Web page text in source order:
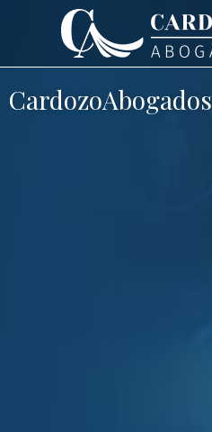
CardozoAbogados